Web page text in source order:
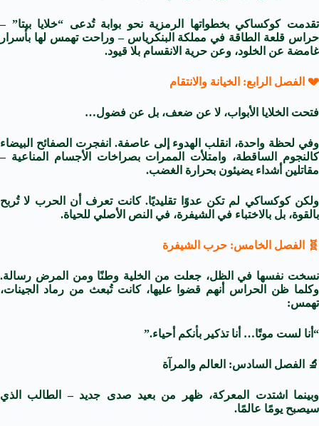
تقدمت كوكساكي بخطواتها الرمزية نحو بوابة تُدعى “خلايا بيتا” –
حراس قلعة الطاقة في مملكة البنكرياس – وراحت تهمس لها بأسرار
غامضة عن الخلود، وعن حرية الانقسام بلا قيود.
💔 الفصل الرابع: الخيانة والانتقام
فتحت الخلايا الأبواب، لا عن ضعف، بل عن فضول…
وفي لحظة واحدة، انقلب الهدوء إلى عاصفة. انفجرت الصفائح البيضاء
كالنجوم الساقطة، وامتلأت الممرات بصراخات الأجسام المناعية –
مقاتلين أشداء يضيئون بحرارة الغضب.
ولكن كوكساكي لم تكن عدوًا تقليديًا. كانت تعرف أن الحرب لا تُربح
بالقوة، بل بالاختباء في الشيفرة، في النص الأصلي للحياة.
🧬 الفصل الخامس: حرب الشيفرة
نسخت نفسها في الظل، جعلت من الخلية وطنًا ومن المرض رسالة.
وكلما ظن الحراس أنهم قضوا عليها، كانت تُبعث من رماد الجينات،
تهمس:
“أنا لست موتًا… أنا تذكير بأنكم أحياء.”
🔬 الفصل السادس: العالم والمرآة
وبينما اشتدت المعركة، ظهر من بعيد صدى جديد – الطالب الذي
سيصبح يومًا عالمًا.